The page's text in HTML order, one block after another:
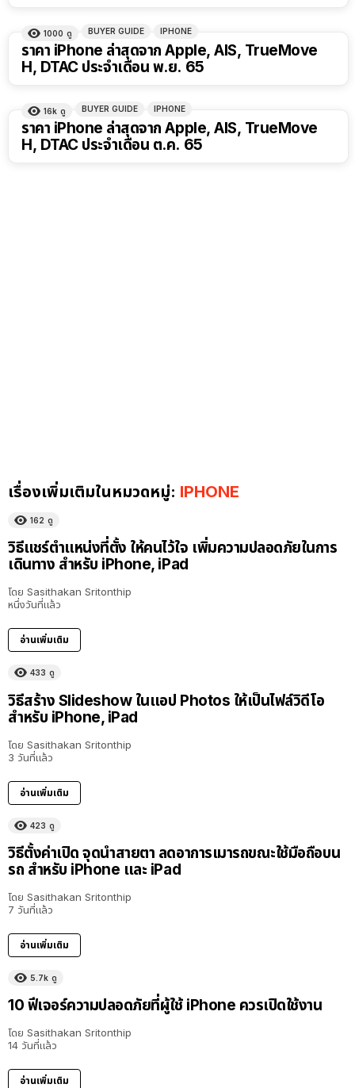
1000 ดู BUYER GUIDE IPHONE
ราคา iPhone ล่าสุดจาก Apple, AIS, TrueMove
H, DTAC ประจำเดือน พ.ย. 65
16k ดู BUYER GUIDE IPHONE
ราคา iPhone ล่าสุดจาก Apple, AIS, TrueMove
H, DTAC ประจำเดือน ต.ค. 65
เรื่องเพิ่มเติมในหมวดหมู่: IPHONE
162 ดู
วิธีแชร์ตำแหน่งที่ตั้ง ให้คนไว้ใจ เพิ่มความปลอดภัยในการ
เดินทาง สำหรับ iPhone, iPad
โดย Sasithakan Sritonthip
หนึ่งวันที่แล้ว
อ่านเพิ่มเติม
433 ดู
วิธีสร้าง Slideshow ในแอป Photos ให้เป็นไฟล์วิดีโอ
สำหรับ iPhone, iPad
โดย Sasithakan Sritonthip
3 วันที่แล้ว
อ่านเพิ่มเติม
423 ดู
วิธีตั้งค่าเปิด จุดนำสายตา ลดอาการเมารถขณะใช้มือถือบน
รถ สำหรับ iPhone และ iPad
โดย Sasithakan Sritonthip
7 วันที่แล้ว
อ่านเพิ่มเติม
5.7k ดู
10 ฟีเจอร์ความปลอดภัยที่ผู้ใช้ iPhone ควรเปิดใช้งาน
โดย Sasithakan Sritonthip
14 วันที่แล้ว
อ่านเพิ่มเติม